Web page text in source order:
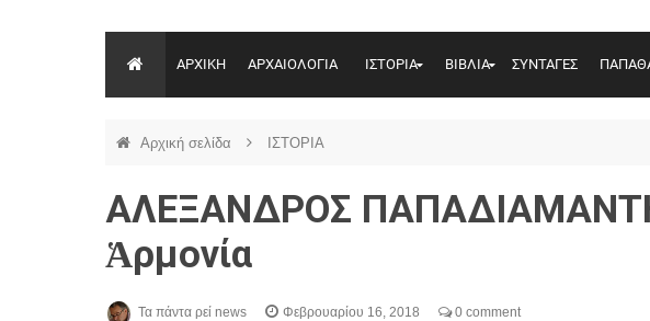
ΑΡΧΙΚΗ ΑΡΧΑΙΟΛΟΓΙΑ ΙΣΤΟΡΙΑ ΒΙΒΛΙΑ ΣΥΝΤΑΓΕΣ
Αρχική σελίδα ΙΣΤΟΡΙΑ
ΑΛΕΞΑΝΔΡΟΣ
Ἁρμονία
Τα πάντα ρεί news Φεβρουαρίου 16, 2018 0 comment